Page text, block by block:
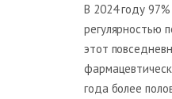
В 2024 году
регулярностью
этот
года более